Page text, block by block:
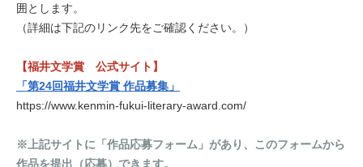
囲とします。
（詳細は下記のリンク先をご確認ください。）
【福井文学賞 公式サイト】
「第24回福井文学賞 作品募集」
https://www.kenmin-fukui-literary-award.com/
※上記サイトに「作品応募フォーム」があり、このフォームから
作品を提出（応募）できます。